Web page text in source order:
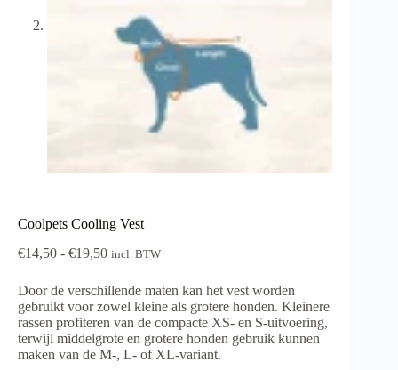
Coolpets Cooling Vest
€14,50 - €19,50Prijsklasse:
tot
€19,50
incl. BTW
Door de verschillende maten kan het vest worden
gebruikt voor zowel kleine als grotere honden. Kleinere
rassen profiteren van de compacte XS- en S-uitvoering,
terwijl middelgrote en grotere honden gebruik kunnen
maken van de M-, L- of XL-variant.